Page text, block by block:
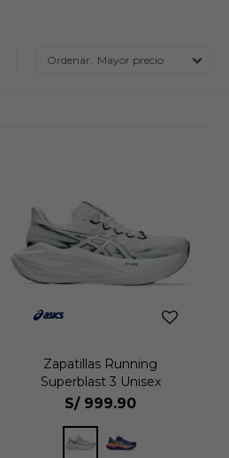
Mayor precio
Zapatillas Running
Superblast 3 Unisex
S/ 999.90